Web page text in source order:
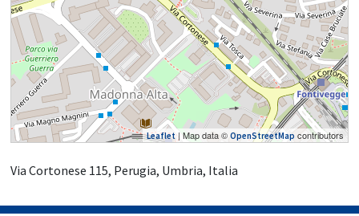
Leaflet| Map data © OpenStreetMap contributors
Via Cortonese 115, Perugia, Umbria, Italia